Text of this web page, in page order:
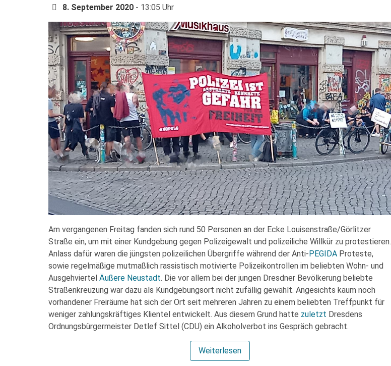
8. September 2020 - 13:05 Uhr
Am vergangenen Freitag fanden sich rund 50 Personen an der Ecke Louisenstraße/Görlitzer
Straße ein, um mit einer Kundgebung gegen Polizeigewalt und polizeiliche Willkür zu protestieren.
Anlass dafür waren die jüngsten polizeilichen Übergriffe während der Anti- PEGIDA Proteste,
sowie regelmäßige mutmaßlich rassistisch motivierte Polizeikontrollen im beliebten Wohn- und
Ausgehviertel Äußere Neustadt. Die vor allem bei der jungen Dresdner Bevölkerung beliebte
Straßenkreuzung war dazu als Kundgebungsort nicht zufällig gewählt. Angesichts kaum noch
vorhandener Freiräume hat sich der Ort seit mehreren Jahren zu einem beliebten Treffpunkt für
weniger zahlungskräftiges Klientel entwickelt. Aus diesem Grund hatte zuletzt Dresdens
Ordnungsbürgermeister Detlef Sittel (CDU) ein Alkoholverbot ins Gespräch gebracht.
Weiterlesen